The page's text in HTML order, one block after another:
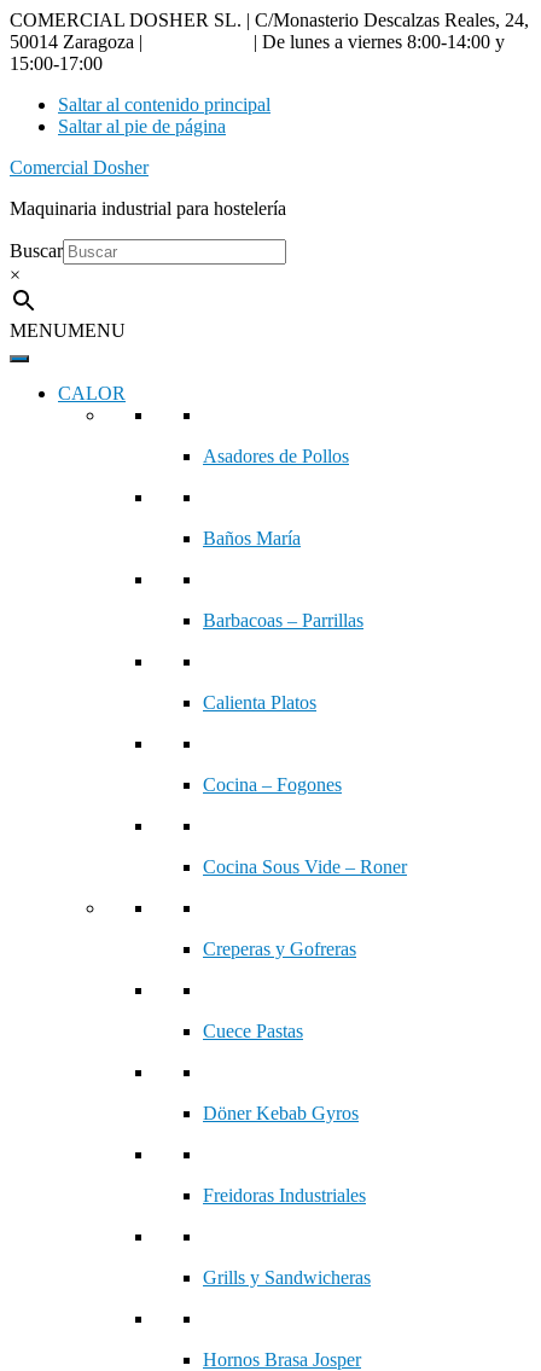
COMERCIAL DOSHER SL. | C/Monasterio Descalzas Reales, 24,
50014 Zaragoza |
| De lunes a viernes 8:00-14:00 y
15:00-17:00
Saltar al contenido principal
Saltar al pie de página
Comercial Dosher
Maquinaria industrial para hostelería
Buscar
×
MENUMENU
CALOR
Asadores de Pollos
Baños María
Barbacoas – Parrillas
Calienta Platos
Cocina – Fogones
Cocina Sous Vide – Roner
Creperas y Gofreras
Cuece Pastas
Döner Kebab Gyros
Freidoras Industriales
Grills y Sandwicheras
Hornos Brasa Josper